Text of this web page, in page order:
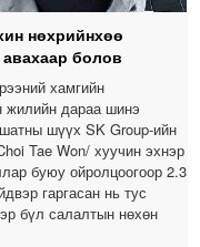
нөхрийнхөө
болов
хамгийн
жилийн дараа шинэ
шүүх SK Group-ийн
Tae Won/ хуучин эхнэр
буюу ойролцоогоор 2.3
гаргасан нь тус
бүл салалтын нөхөн